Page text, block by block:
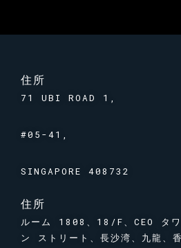
住所
71 UBI ROAD 1,
#05-41,
SINGAPORE 408732
住所
ルーム 1808、18/F、CEO タ
ン ストリート、長沙湾、九龍、